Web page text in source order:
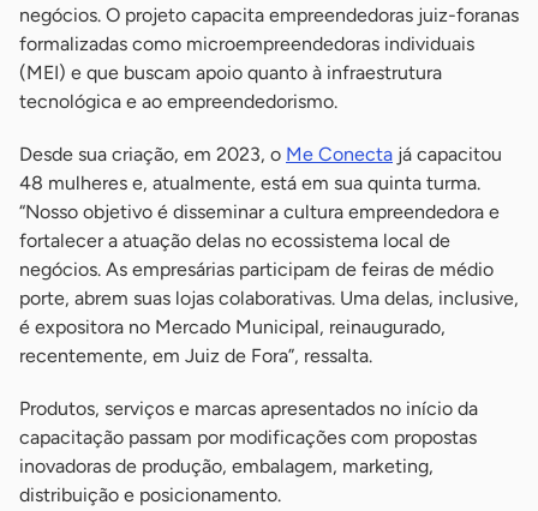
negócios. O projeto capacita empreendedoras juiz-foranas
formalizadas como microempreendedoras individuais
(MEI) e que buscam apoio quanto à infraestrutura
tecnológica e ao empreendedorismo.
Desde sua criação, em 2023, o Me Conecta já capacitou
48 mulheres e, atualmente, está em sua quinta turma.
“Nosso objetivo é disseminar a cultura empreendedora e
fortalecer a atuação delas no ecossistema local de
negócios. As empresárias participam de feiras de médio
porte, abrem suas lojas colaborativas. Uma delas, inclusive,
é expositora no Mercado Municipal, reinaugurado,
recentemente, em Juiz de Fora”, ressalta.
Produtos, serviços e marcas apresentados no início da
capacitação passam por modificações com propostas
inovadoras de produção, embalagem, marketing,
distribuição e posicionamento.